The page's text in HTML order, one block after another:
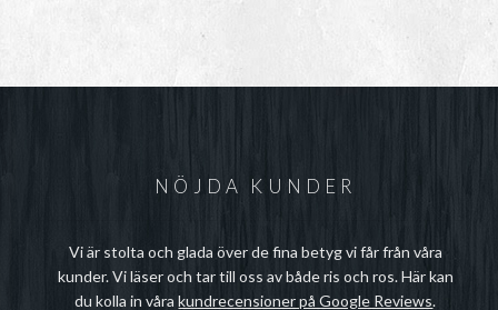
NÖJDA KUNDER
Vi är stolta och glada över de fina betyg vi får från våra
kunder. Vi läser och tar till oss av både ris och ros. Här kan
du kolla in vårakundrecensioner på Google Reviews.